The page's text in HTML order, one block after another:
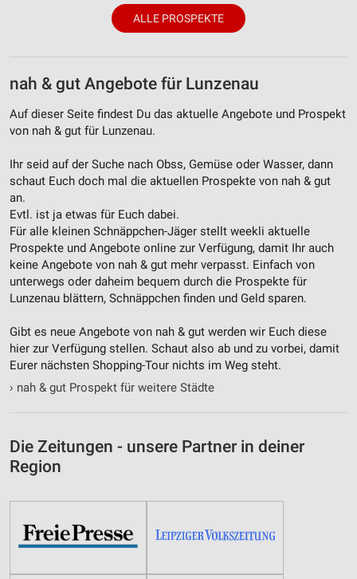
ALLE PROSPEKTE
nah & gut Angebote für Lunzenau
Auf dieser Seite findest Du das aktuelle Angebote und Prospekt
von nah & gut für Lunzenau.
Ihr seid auf der Suche nach Obss, Gemüse oder Wasser, dann
schaut Euch doch mal die aktuellen Prospekte von nah & gut
an.
Evtl. ist ja etwas für Euch dabei.
Für alle kleinen Schnäppchen-Jäger stellt weekli aktuelle
Prospekte und Angebote online zur Verfügung, damit Ihr auch
keine Angebote von nah & gut mehr verpasst. Einfach von
unterwegs oder daheim bequem durch die Prospekte für
Lunzenau blättern, Schnäppchen finden und Geld sparen.
Gibt es neue Angebote von nah & gut werden wir Euch diese
hier zur Verfügung stellen. Schaut also ab und zu vorbei, damit
Eurer nächsten Shopping-Tour nichts im Weg steht.
› nah & gut Prospekt für weitere Städte
Die Zeitungen - unsere Partner in deiner
Region